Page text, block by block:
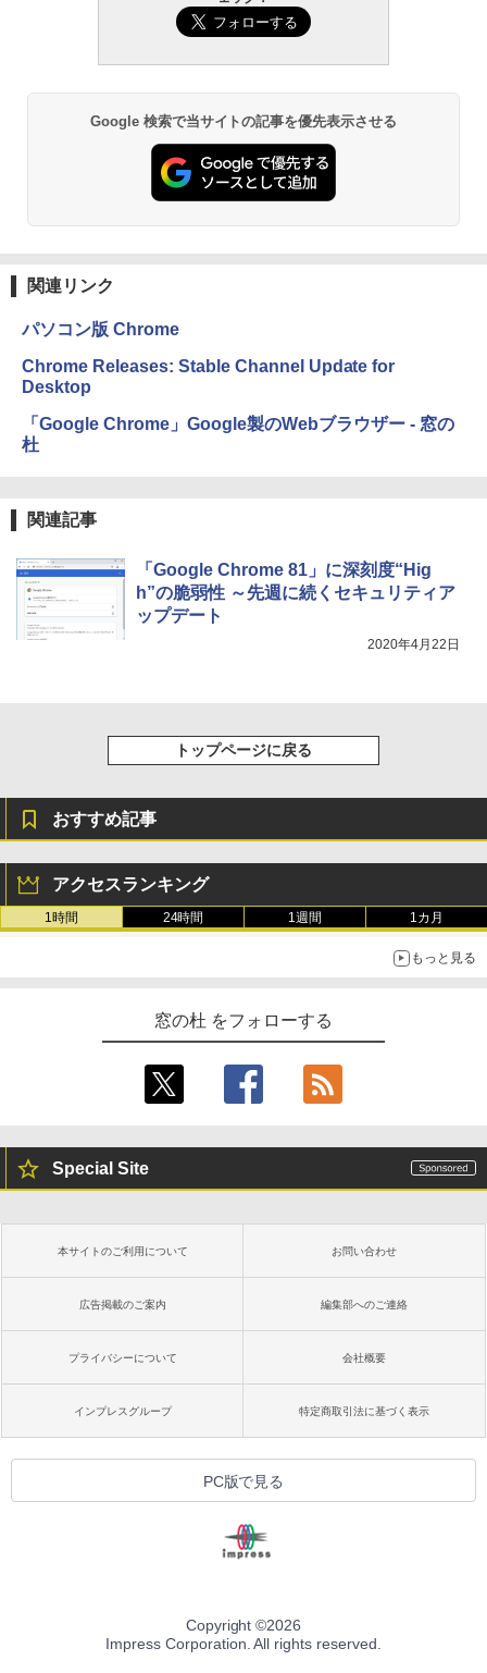
Amazon Kindle - 目に優しい、かさばら
ない、大きな画面で読みやすい、6週間持
書籍リーダー、ブラック、16GB、広告な
￥16,980
Kindle Paperwhite シグニチャーエディ
ション (32GB) 7インチディスプレイ、明
るさ自動調整、色調調節ライト、12週間
Amazon Kindle Colorsoft | 16GBストレ
テリー、広告無し、ブラック (2025年発
11インチカラーディスプレイ、64GBスト
レージ、ノート機能搭載、明るさ自動調
整、色調調節ライト、プレミアムペン付
き、グラファイト
Google 検索で当サイトの記事を優先表示させる
関連リンク
パソコン版 Chrome
Chrome Releases: Stable Channel Update for
Desktop
「Google Chrome」Google製のWebブラウザー - 窓の
杜
関連記事
「Google Chrome 81」に深刻度“Hig
h”の脆弱性 ～先週に続くセキュリティア
ップデート
2020年4月22日
トップページに戻る
おすすめ記事
アクセスランキング
1時間 24時間 1週間 1カ月
もっと見る
窓の杜 をフォローする
Special Site
本サイトのご利用について お問い合わせ
広告掲載のご案内 編集部へのご連絡
プライバシーについて 会社概要
インプレスグループ 特定商取引法に基づく表示
PC版で見る
Copyright ©2026
Impress Corporation. All rights reserved.